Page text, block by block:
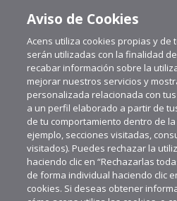
Aviso de Cookies
Acens utiliza cookies propias y de
serán utilizadas con la finalidad
recabar información sobre la
mejorar nuestros servicios y
personalizada relacionada con
a un perfil elaborado a partir de
de tu comportamiento dentro de
ejemplo, secciones visitadas,
visitados). Puedes rechazar la
haciendo clic en “Rechazarlas
de forma individual haciendo clic
cookies. Si deseas obtener